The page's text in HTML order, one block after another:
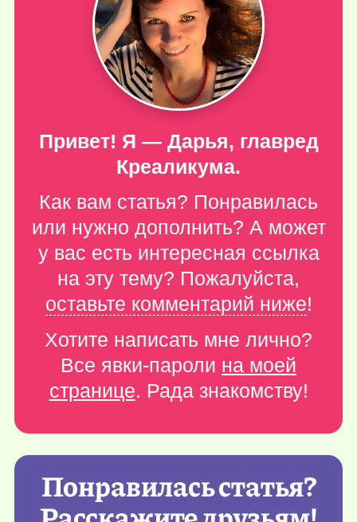
Привет! Я — Дарья, главред
Креаликума.
Как вам статья? Понравилась
или нужно дополнить? А может
у вас есть интересная ссылка
на эту тему? Пожалуйста,
оставьте комментарий ниже!
Хотите написать мне лично?
Все явки-пароли на моей
странице. Рада знакомству!
Понравилась статья?